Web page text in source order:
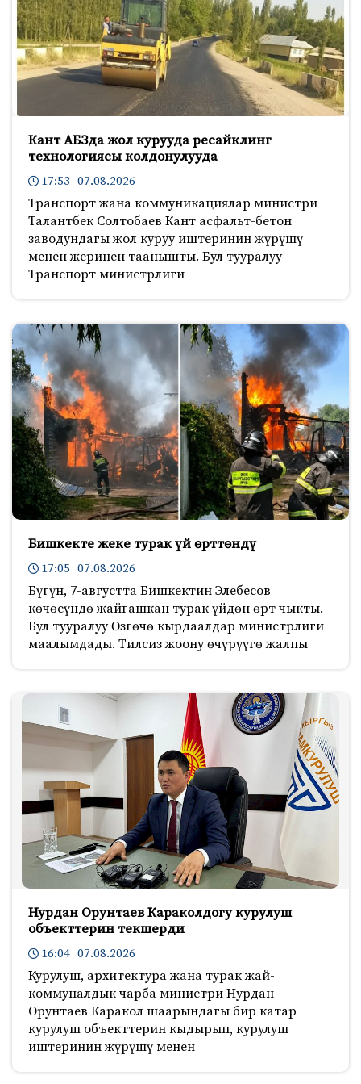
s
n
i
k
Кант АБЗда жол курууда ресайклинг
технологиясы колдонулууда
17:53 07.08.2026
Транспорт жана коммуникациялар министри
Талантбек Солтобаев Кант асфальт-бетон
заводундагы жол куруу иштеринин жүрүшү
менен жеринен таанышты. Бул тууралуу
Транспорт министрлиги
Бишкекте жеке турак үй өрттөндү
17:05 07.08.2026
Бүгүн, 7-августта Бишкектин Элебесов
көчөсүндө жайгашкан турак үйдөн өрт чыкты.
Бул тууралуу Өзгөчө кырдаалдар министрлиги
маалымдады. Тилсиз жоону өчүрүүгө жалпы
Нурдан Орунтаев Караколдогу курулуш
объекттерин текшерди
16:04 07.08.2026
Курулуш, архитектура жана турак жай-
коммуналдык чарба министри Нурдан
Орунтаев Каракол шаарындагы бир катар
курулуш объекттерин кыдырып, курулуш
иштеринин жүрүшү менен